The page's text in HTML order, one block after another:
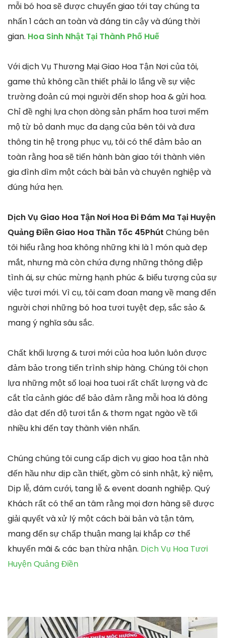
mỗi bó hoa sẽ được chuyển giao tới tay chúng ta
nhấn 1 cách an toàn và đáng tin cậy và đúng thời
gian. Hoa Sinh Nhật Tại Thành Phố Huế
Với dịch Vụ Thương Mại Giao Hoa Tận Nơi của tôi,
game thủ không cần thiết phải lo lắng về sự việc
trường đoản cú mọi người đến shop hoa & gửi hoa.
Chỉ đề nghị lựa chọn dòng sản phẩm hoa tươi mếm
mộ từ bỏ danh mục đa dạng của bên tôi và đưa
thông tin hệ trọng phục vụ, tôi có thể đảm bảo an
toàn rằng hoa sẽ tiến hành bàn giao tới thành viên
gia đình dìm một cách bài bản và chuyên nghiệp và
đúng hứa hẹn.
Dịch Vụ Giao Hoa Tận Nơi Hoa Đi Đám Ma Tại Huyện
Quảng Điền Giao Hoa Thần Tốc 45Phút Chúng bên
tôi hiểu rằng hoa không những khi là 1 món quà đẹp
mắt, nhưng mà còn chứa đựng những thông điệp
tình ái, sự chúc mừng hạnh phúc & biểu tượng của sự
việc tươi mới. Vì cụ, tôi cam đoan mang về mang đến
người chơi những bó hoa tươi tuyệt đẹp, sắc sảo &
mang ý nghĩa sâu sắc.
Chất khối lượng & tươi mới của hoa luôn luôn được
đảm bảo trong tiến trình ship hàng. Chúng tôi chọn
lựa những một số loại hoa tuoi rất chất lượng và đc
cắt tỉa cảnh giác để bảo đảm rằng mỗi hoa lá đông
đảo đạt đến độ tươi tắn & thơm ngạt ngào về tối
nhiều khi đến tay thành viên nhấn.
Chúng chúng tôi cung cấp dịch vụ giao hoa tận nhà
đến hầu như dịp cần thiết, gồm có sinh nhật, kỷ niệm,
Dịp lễ, đám cưới, tang lễ & event doanh nghiệp. Quý
Khách rất có thể an tâm rằng mọi đơn hàng sẽ được
giải quyết và xử lý một cách bài bản và tận tâm,
mang đến sự chấp thuận mang lại khắp cơ thể
khuyến mãi & các bạn thừa nhận. Dịch Vụ Hoa Tươi
Huyện Quảng Điền